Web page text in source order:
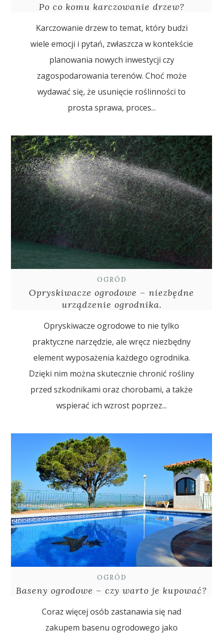
Po co komu karczowanie drzew?
Karczowanie drzew to temat, który budzi
wiele emocji i pytań, zwłaszcza w kontekście
planowania nowych inwestycji czy
zagospodarowania terenów. Choć może
wydawać się, że usunięcie roślinności to
prosta sprawa, proces...
OGRÓD
Opryskiwacze ogrodowe – niezbędne
urządzenie ogrodnika.
Opryskiwacze ogrodowe to nie tylko
praktyczne narzędzie, ale wręcz niezbędny
element wyposażenia każdego ogrodnika.
Dzięki nim można skutecznie chronić rośliny
przed szkodnikami oraz chorobami, a także
wspierać ich wzrost poprzez...
OGRÓD
Baseny ogrodowe – czy warto je kupować?
Coraz więcej osób zastanawia się nad
zakupem basenu ogrodowego jako